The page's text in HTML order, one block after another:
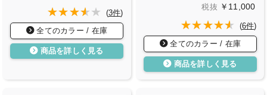
(3件)
全てのカラー / 在庫
商品を詳しく見る
税抜 ￥11,000
(6件)
全てのカラー / 在庫
商品を詳しく見る